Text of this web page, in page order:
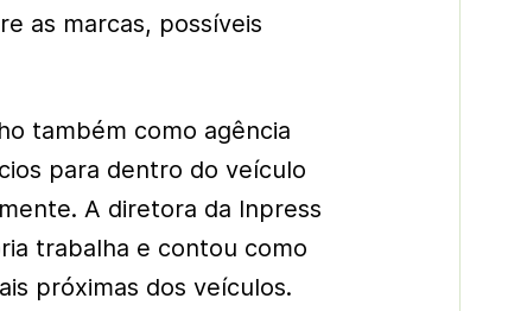
as marcas, possíveis
também como agência
para dentro do veículo
A diretora da Inpress
trabalha e contou como
próximas dos veículos.